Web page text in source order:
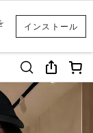
インストール